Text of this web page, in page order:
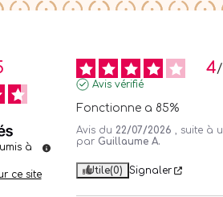
à
ce site
4/
Avis vérifié
Fonctionne a 85%
Avis du 22/07/2026 , suite à
par Guillaume A.
Utile(0) Signaler